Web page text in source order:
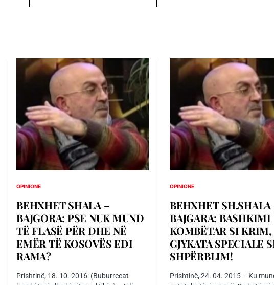
OPINIONE
BEHXHET SHALA –
BAJGORA: PSE NUK MUND
TË FLASË PËR DHE NË
EMËR TË KOSOVËS EDI
RAMA?
Prishtinë, 18. 10. 2016: (Buburrecat
OPINIONE
BEHXHET SH.SHALA
BAJGARA: BASHKIMI
KOMBËTAR SI KRIM,
GJYKATA SPECIALE
SHPËRBLIM!
Prishtinë, 24. 04. 2015 – Ku